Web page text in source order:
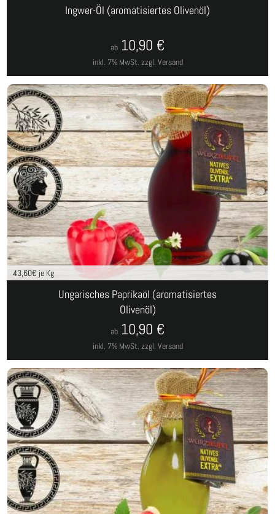
Ingwer-Öl (aromatisiertes Olivenöl)
inkl. 7% MwSt. zzgl. Versand
ab 10,90 €
43,60€ je Kg
Ungarisches Paprikaöl (aromatisiertes
Olivenöl)
inkl. 7% MwSt. zzgl. Versand
ab 10,90 €